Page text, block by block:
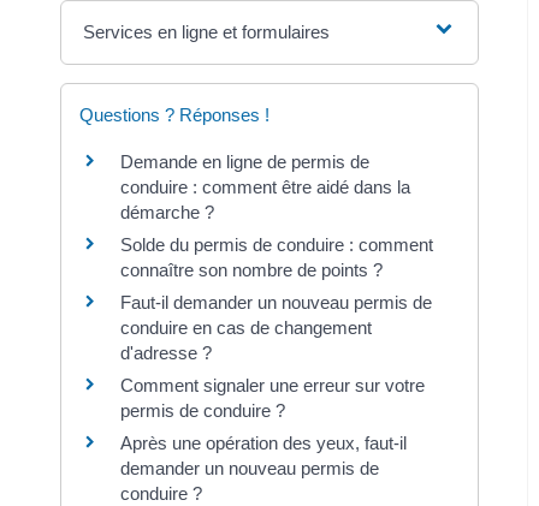
Services en ligne et formulaires
Questions ? Réponses !
Demande en ligne de permis de
conduire : comment être aidé dans la
démarche ?
Solde du permis de conduire : comment
connaître son nombre de points ?
Faut-il demander un nouveau permis de
conduire en cas de changement
d'adresse ?
Comment signaler une erreur sur votre
permis de conduire ?
Après une opération des yeux, faut-il
demander un nouveau permis de
conduire ?